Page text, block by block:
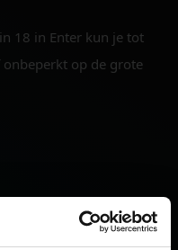
18 in Enter kun je tot
op de grote